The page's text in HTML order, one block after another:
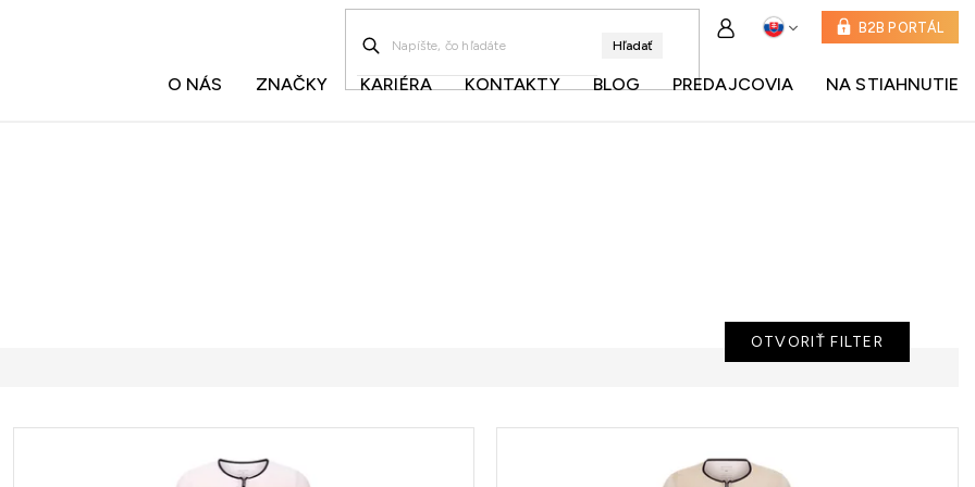
Hľadať
B2B PORTÁL
O NÁS ZNAČKY KARIÉRA KONTAKTY BLOG PREDAJCOVIA NA STIAHNUTIE
OTVORIŤ FILTER